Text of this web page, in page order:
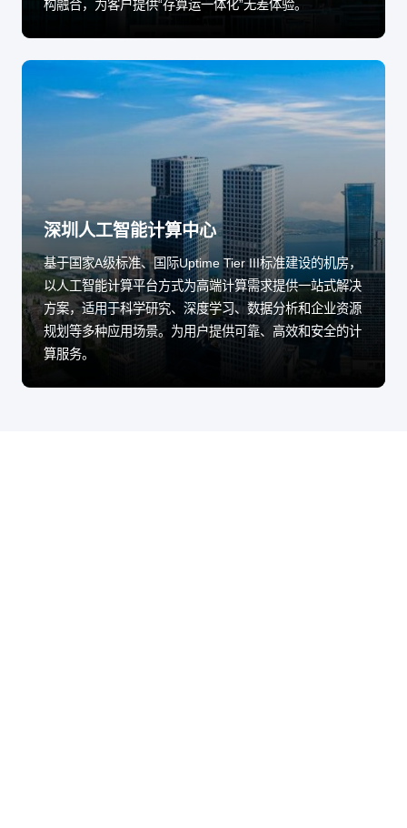
构融合，为客户提供“存算运一体化”无差体验。
深圳人工智能计算中心
基于国家A级标准、国际Uptime Tier III标准建设的机房，
以人工智能计算平台方式为高端计算需求提供一站式解决
方案，适用于科学研究、深度学习、数据分析和企业资源
规划等多种应用场景。为用户提供可靠、高效和安全的计
算服务。